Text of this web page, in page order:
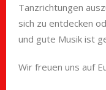
Tanzrichtungen
sich zu entdecken
und gute Musik ist
Wir freuen uns auf